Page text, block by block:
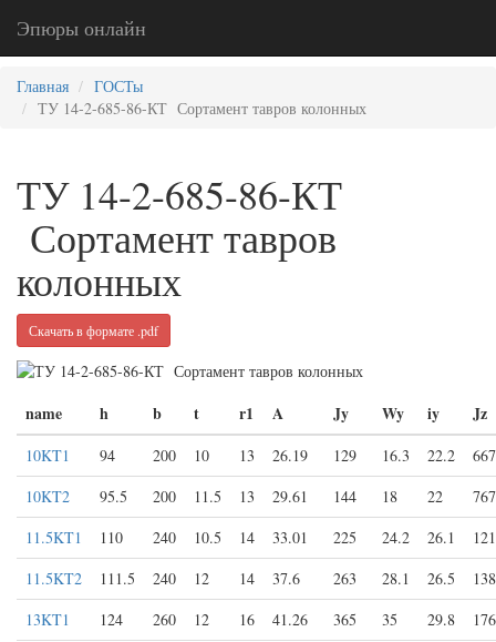
Эпюры онлайн
Главная
ГОСТы
ТУ 14-2-685-86-КТ Сортамент тавров колонных
ТУ 14-2-685-86-КТ
Сортамент тавров
колонных
Скачать в формате .pdf
name h b t r1 A Jy Wy iy Jz
10KT1 94 200 10 13 26.19 129 16.3 22.2
667
10KT2
95.5 200 11.5 13 29.61 144 18 22
767
11.5KT1
110 240 10.5 14 33.01 225 24.2 26.1
11.5KT2
111.5 240 12 14 37.6 263 28.1 26.5
13KT1
124 260 12 16 41.26 365 35 29.8